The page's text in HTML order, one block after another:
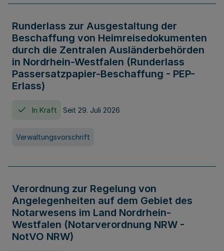
Runderlass zur Ausgestaltung der
Beschaffung von Heimreisedokumenten
durch die Zentralen Ausländerbehörden
in Nordrhein-Westfalen (Runderlass
Passersatzpapier-Beschaffung - PEP-
Erlass)
In Kraft Seit 29. Juli 2026
Verwaltungsvorschrift
Verordnung zur Regelung von
Angelegenheiten auf dem Gebiet des
Notarwesens im Land Nordrhein-
Westfalen (Notarverordnung NRW -
NotVO NRW)